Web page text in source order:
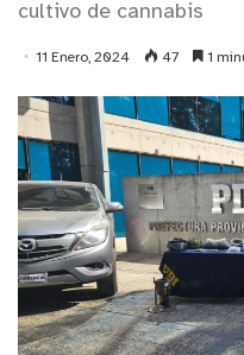
cultivo de cannabis
11 Enero, 2024 47 1